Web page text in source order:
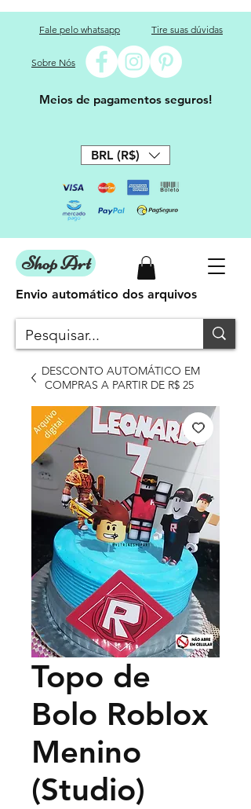
Fale pelo whatsapp Tire suas dúvidas
Sobre Nós
Meios de pagamentos seguros!
BRL (R$)
Shop Art
DESCONTO AUTOMÁTICO EM
COMPRAS A PARTIR DE R$ 25
Envio automático dos arquivos
Topo de
Bolo Roblox
Menino
(Studio)